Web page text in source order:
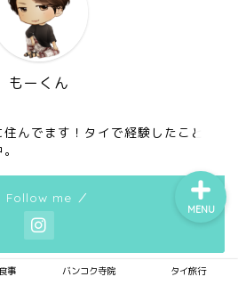
もーくん
んでます！タイで経験したこと
Follow me ／
事 バンコク寺院 タイ旅行
MENU
バンコク食事
バンコク寺院